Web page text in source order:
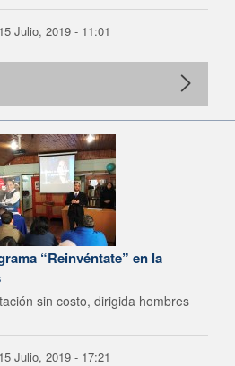
Julio, 2019 - 11:01
“Reinvéntate” en la
sin costo, dirigida hombres
Julio, 2019 - 17:21